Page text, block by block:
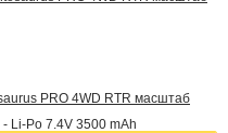
PRO 4WD RTR масштаб
Li-Po 7.4V 3500 mAh